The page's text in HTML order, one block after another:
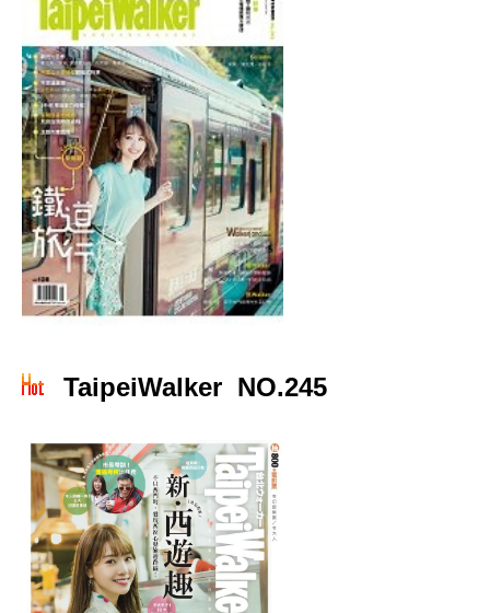
TaipeiWalker NO.245